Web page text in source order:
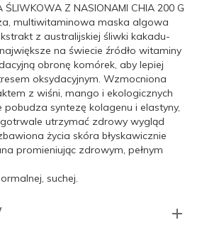
ŚLIWKOWA Z NASIONAMI CHIA 200 G
multiwitaminowa maska algowa
z australijskiej śliwki kakadu-
na świecie źródło witaminy
obronę komórek, aby lepiej
oksydacyjnym. Wzmocniona
z wiśni, mango i ekologicznych
syntezę kolagenu i elastyny,
utrzymać zdrowy wygląd
życia skóra błyskawicznie
promieniując zdrowym, pełnym
suchej.